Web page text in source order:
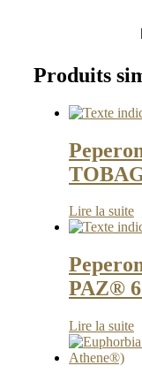
Produits
Lire la suite
PAZ®
Lire la suite